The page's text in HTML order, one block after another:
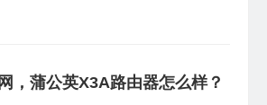
，蒲公英X3A路由器怎么样？